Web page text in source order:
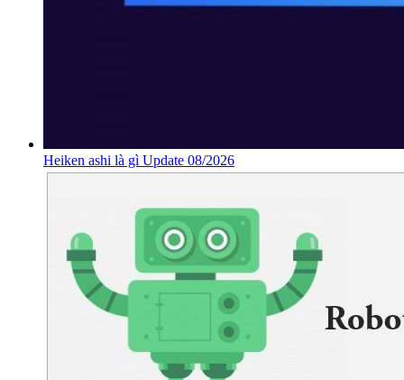
Heiken ashi là gì Update 08/2026